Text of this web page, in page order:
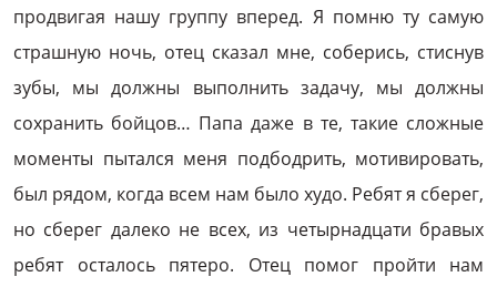
продвигая нашу группу вперед. Я помню ту самую
страшную ночь, отец сказал мне, соберись, стиснув
зубы, мы должны выполнить задачу, мы должны
сохранить бойцов… Папа даже в те, такие сложные
моменты пытался меня подбодрить, мотивировать,
был рядом, когда всем нам было худо. Ребят я сберег,
но сберег далеко не всех, из четырнадцати бравых
ребят осталось пятеро. Отец помог пройти нам